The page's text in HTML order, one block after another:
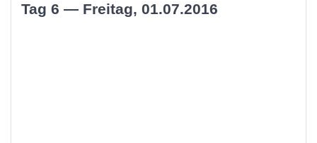
Tag 6 — Freitag, 01.07.2016